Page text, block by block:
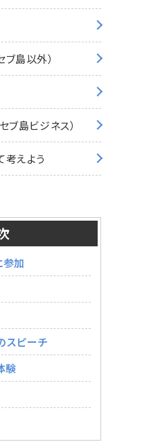
島以外）
ブ島ビジネス）
考えよう
加
スピーチ
験